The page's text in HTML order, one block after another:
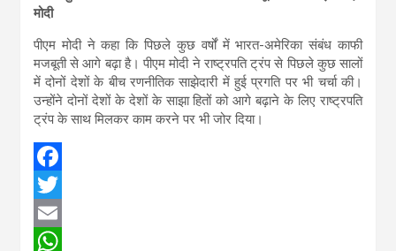
मोदी
पीएम मोदी ने कहा कि पिछले कुछ वर्षों में भारत-अमेरिका संबंध काफी
मजबूती से आगे बढ़ा है। पीएम मोदी ने राष्ट्रपति ट्रंप से पिछले कुछ सालों
में दोनों देशों के बीच रणनीतिक साझेदारी में हुई प्रगति पर भी चर्चा की।
उन्होंने दोनों देशों के देशों के साझा हितों को आगे बढ़ाने के लिए राष्ट्रपति
ट्रंप के साथ मिलकर काम करने पर भी जोर दिया।
F
a
c
T
w
E